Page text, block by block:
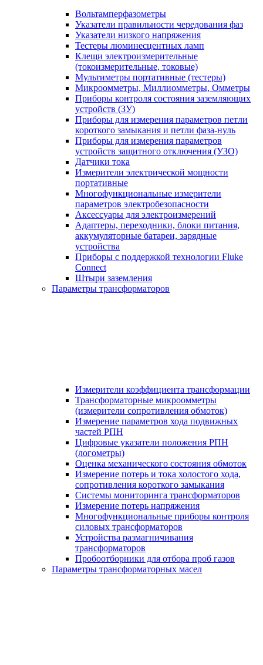
Вольтамперфазометры
Указатели правильности чередования фаз
Указатели низкого напряжения
Тестеры люминесцентных ламп
Клещи электроизмерительные
(токоизмерительные, токовые)
Мультиметры портативные (тестеры)
Микроомметры, Миллиомметры, Омметры
Приборы контроля состояния заземляющих
устройств (ЗУ)
Приборы для измерения параметров петли
короткого замыкания и петли фаза-нуль
Приборы для измерения параметров
устройств защитного отключения (УЗО)
Датчики тока
Измерители электрической мощности
портативные
Многофункциональные измерители
параметров электробезопасности
Аксессуары для электроизмерений
Адаптеры, переходники, блоки питания,
аккумуляторные батареи, зарядные
устройства
Приборы с поддержкой технологии Fluke
Connect
Штыри заземления
Параметры трансформаторов
Измерители коэффициента трансформации
Трансформаторные микроомметры
(измерители сопротивления обмоток)
Измерение параметров хода подвижных
частей РПН
Цифровые указатели положения РПН
(логометры)
Оценка механического состояния обмоток
Измерение потерь и тока холостого хода,
сопротивления короткого замыкания
Системы мониторинга трансформаторов
Измерение потерь напряжения
Многофункциональные приборы контроля
силовых трансформаторов
Устройства размагничивания
трансформаторов
Пробоотборники для отбора проб газов
Параметры трансформаторных масел